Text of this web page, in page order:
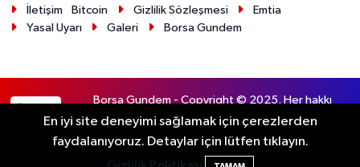
İletişim
Bitcoin Gizlilik Sözleşmesi
Emtia
Yasal Uyarı
Galeri Borsa Gundem
Borsa Gundem - Copyright © 2025. Her hakkı
saklıdır.
Haber Yazılımı:TE Bilişim
En iyi site deneyimi sağlamak için çerezlerden
faydalanıyoruz. Detaylar için lütfen tıklayın.